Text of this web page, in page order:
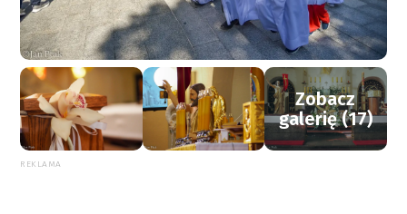
Zobacz
galerię (17)
REKLAMA